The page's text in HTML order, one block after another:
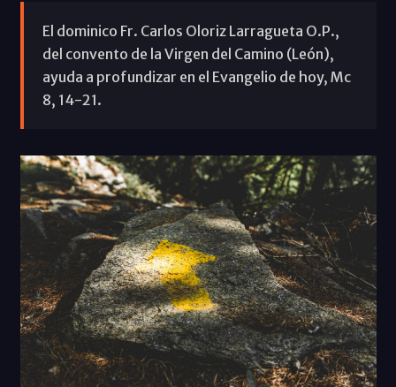
El dominico Fr. Carlos Oloriz Larragueta O.P.,
del convento de la Virgen del Camino (León),
ayuda a profundizar en el Evangelio de hoy, Mc
8, 14-21.